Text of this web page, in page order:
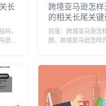
长
吗，
逊跨
境
跨境
跨境亚马逊怎
的相关长尾关
百度：跨境亚马逊怎
图，跨境亚马逊怎样
马逊跨境电商卖家，